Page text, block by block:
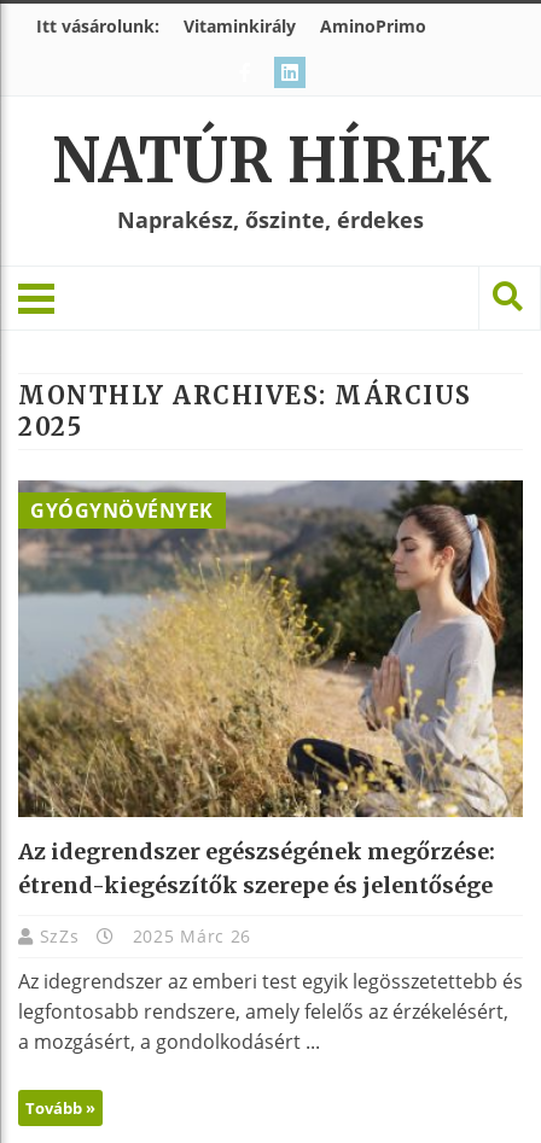
Itt vásárolunk: Vitaminkirály AminoPrimo
NATÚR HÍREK
Naprakész, őszinte, érdekes
MONTHLY ARCHIVES: MÁRCIUS
2025
GYÓGYNÖVÉNYEK
Az idegrendszer egészségének megőrzése:
étrend-kiegészítők szerepe és jelentősége
SzZs 2025 Márc 26
Az idegrendszer az emberi test egyik legösszetettebb és
legfontosabb rendszere, amely felelős az érzékelésért,
a mozgásért, a gondolkodásért ...
Tovább »